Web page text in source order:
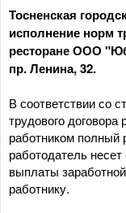
Тосненская
исполнение норм
ресторане ООО
пр. Ленина, 32.
В соответствии со
трудового договора
работником полный
работодатель
выплаты
работнику.